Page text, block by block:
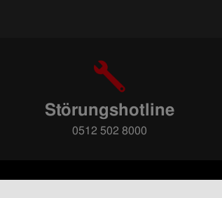
Störungshotline
0512 502 8000